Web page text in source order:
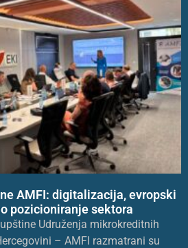
AMFI: digitalizacija, evropski
pozicioniranje sektora
Udruženja mikrokreditnih
– AMFI razmatrani su